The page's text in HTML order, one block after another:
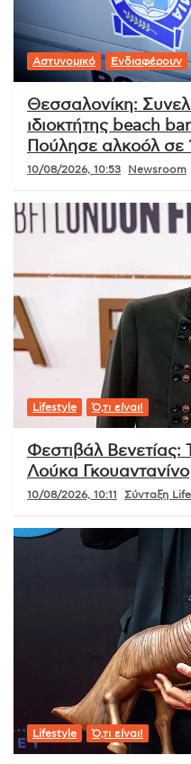
Αστυνομικό Ενδιαφέρουν
Θεσσαλονίκη:
ιδιοκτήτης beach
Πούλησε αλκοόλ σε
10/08/2026, 10:53 Newsroom
Lifestyle Ό,τι είναι!
Φεστιβάλ Βενετίας:
Λούκα Γκουαντανίνο
10/08/2026, 10:11 Σύνταξη
Lifestyle Ό,τι είναι!